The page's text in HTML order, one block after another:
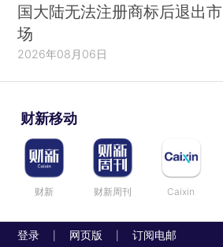
国大陆无法注册商标后退出市
场
2026年08月06日
财新移动
财新 财新周刊 Caixin
登录 网页版 订阅电邮